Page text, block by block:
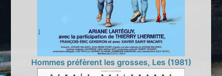
Hommes préfèrent les grosses, Les (1981)